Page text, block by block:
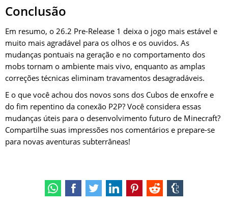
Conclusão
Em resumo, o 26.2 Pre-Release 1 deixa o jogo mais estável e
muito mais agradável para os olhos e os ouvidos. As
mudanças pontuais na geração e no comportamento dos
mobs tornam o ambiente mais vivo, enquanto as amplas
correções técnicas eliminam travamentos desagradáveis.
E o que você achou dos novos sons dos Cubos de enxofre e
do fim repentino da conexão P2P? Você considera essas
mudanças úteis para o desenvolvimento futuro de Minecraft?
Compartilhe suas impressões nos comentários e prepare-se
para novas aventuras subterrâneas!